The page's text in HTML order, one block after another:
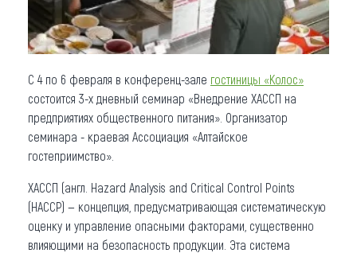
С 4 по 6 февраля в конференц-зале гостиницы «Колос»
состоится 3-х дневный семинар «Внедрение ХАССП на
предприятиях общественного питания». Организатор
семинара - краевая Ассоциация «Алтайское
гостеприимство».
ХАССП (англ. Hazard Analysis and Critical Control Points
(HACCP) — концепция, предусматривающая систематическую
оценку и управление опасными факторами, существенно
влияющими на безопасность продукции. Эта система